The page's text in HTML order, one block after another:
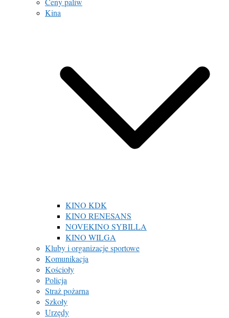
Kina
KINO KDK
KINO RENESANS
NOVEKINO SYBILLA
KINO WILGA
Kluby i organizacje sportowe
Komunikacja
Kościoły
Policja
Straż pożarna
Szkoły
Urzędy